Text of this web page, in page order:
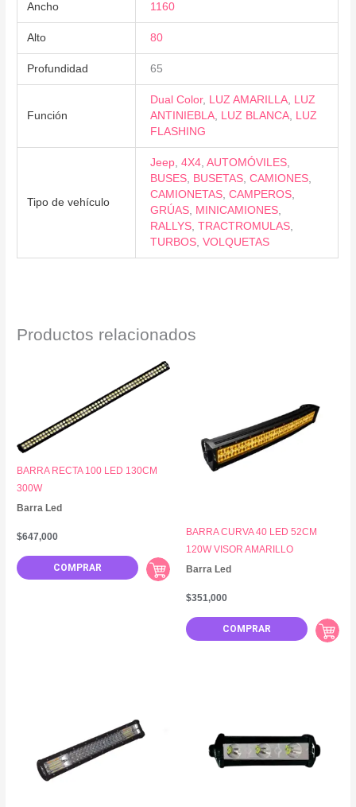
Ancho 1160
Alto 80
Profundidad 65
Función
Dual Color, LUZ AMARILLA, LUZ
ANTINIEBLA, LUZ BLANCA, LUZ
FLASHING
Tipo de vehículo
Jeep,4X4,AUTOMÓVILES,
BUSES, BUSETAS,CAMIONES,
CAMIONETAS,CAMPEROS,
GRÚAS, MINICAMIONES,
RALLYS,TRACTROMULAS,
TURBOS,VOLQUETAS
Productos relacionados
Barra Led
BARRA RECTA 100 LED 130CM
300W
COMPRAR
$647,000
Barra Led
BARRA CURVA 40 LED 52CM
120W VISOR AMARILLO
COMPRAR
$351,000